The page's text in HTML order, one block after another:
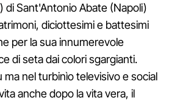
) di Sant'Antonio Abate (Napoli)
diciottesimi e battesimi
per la sua innumerevole
di seta dai colori sgargianti.
ma nel turbinìo televisivo e social
anche dopo la vita vera, il